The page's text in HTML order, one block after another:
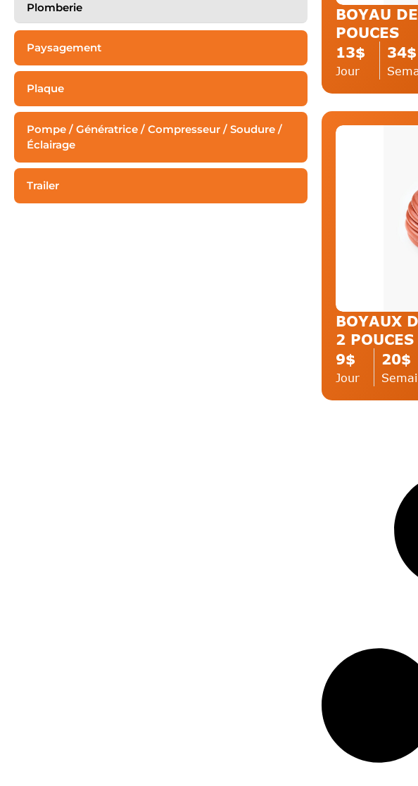
Plaque Rouleau
Nacelle
Plateforme
Coulage
Plomberie
Paysagement
Plaque
Pompe / Génératrice / Compresseur / Soudure /
Éclairage
Trailer
BOYAU
POUCES
13$
Jour
34$
BOYAUX
2 POUCES
9$
Jour
20$